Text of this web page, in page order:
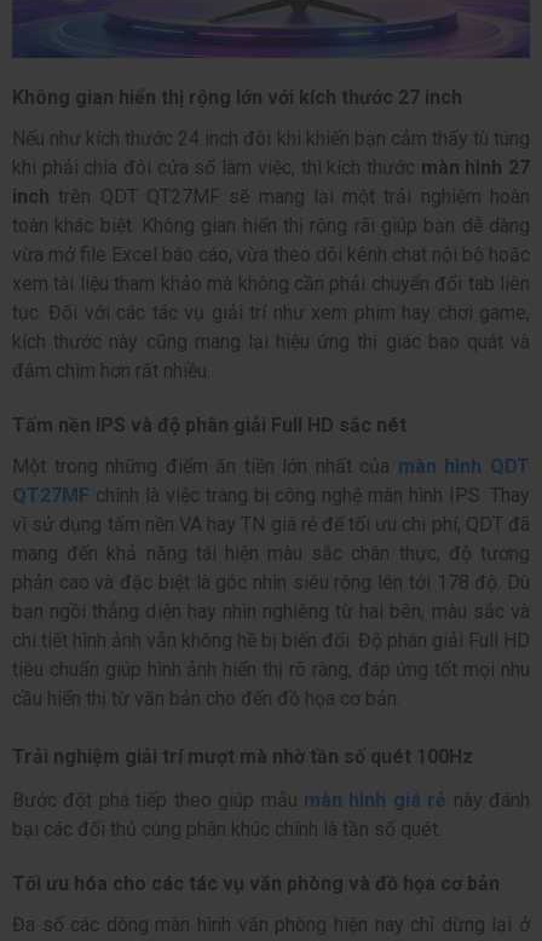
Không gian hiển thị rộng lớn với kích thước 27 inch
Nếu như kích thước 24 inch đôi khi khiến bạn cảm thấy tù túng
khi phải chia đôi cửa sổ làm việc, thì kích thước màn hình 27
inch trên QDT QT27MF sẽ mang lại một trải nghiệm hoàn
toàn khác biệt. Không gian hiển thị rộng rãi giúp bạn dễ dàng
vừa mở file Excel báo cáo, vừa theo dõi kênh chat nội bộ hoặc
xem tài liệu tham khảo mà không cần phải chuyển đổi tab liên
tục. Đối với các tác vụ giải trí như xem phim hay chơi game,
kích thước này cũng mang lại hiệu ứng thị giác bao quát và
đắm chìm hơn rất nhiều.
Tấm nền IPS và độ phân giải Full HD sắc nét
Một trong những điểm ăn tiền lớn nhất của màn hình QDT
QT27MF chính là việc trang bị công nghệ màn hình IPS. Thay
vì sử dụng tấm nền VA hay TN giá rẻ để tối ưu chi phí, QDT đã
mang đến khả năng tái hiện màu sắc chân thực, độ tương
phản cao và đặc biệt là góc nhìn siêu rộng lên tới 178 độ. Dù
bạn ngồi thẳng diện hay nhìn nghiêng từ hai bên, màu sắc và
chi tiết hình ảnh vẫn không hề bị biến đổi. Độ phân giải Full HD
tiêu chuẩn giúp hình ảnh hiển thị rõ ràng, đáp ứng tốt mọi nhu
cầu hiển thị từ văn bản cho đến đồ họa cơ bản.
Trải nghiệm giải trí mượt mà nhờ tần số quét 100Hz
Bước đột phá tiếp theo giúp mẫu màn hình giá rẻ này đánh
bại các đối thủ cùng phân khúc chính là tần số quét.
Tối ưu hóa cho các tác vụ văn phòng và đồ họa cơ bản
Đa số các dòng màn hình văn phòng hiện nay chỉ dừng lại ở